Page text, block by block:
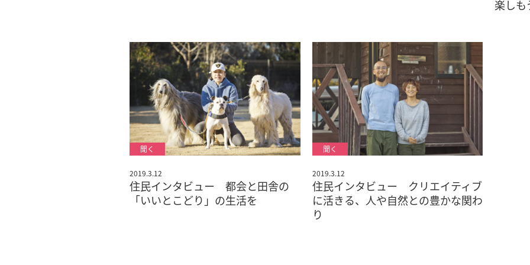
楽しも
2019.3.12
住民インタビュー 都会と田舎の
「いいとこどり」の生活を
2019.3.12
住民インタビュー クリエイティブ
に活きる、人や自然との豊かな関わ
り